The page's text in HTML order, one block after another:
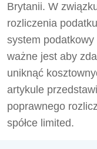
Brytanii. W
rozliczenia
system
ważne jest aby
uniknąć
artykule
poprawnego
spółce limited.